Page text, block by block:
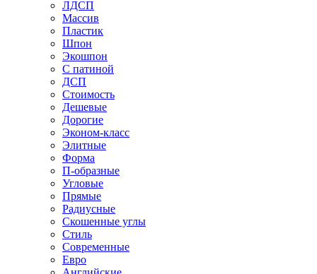
ЛДСП
Массив
Пластик
Шпон
Экошпон
С патиной
ДСП
Стоимость
Дешевые
Дорогие
Эконом-класс
Элитные
Форма
П-образные
Угловые
Прямые
Радиусные
Скошенные углы
Стиль
Современные
Евро